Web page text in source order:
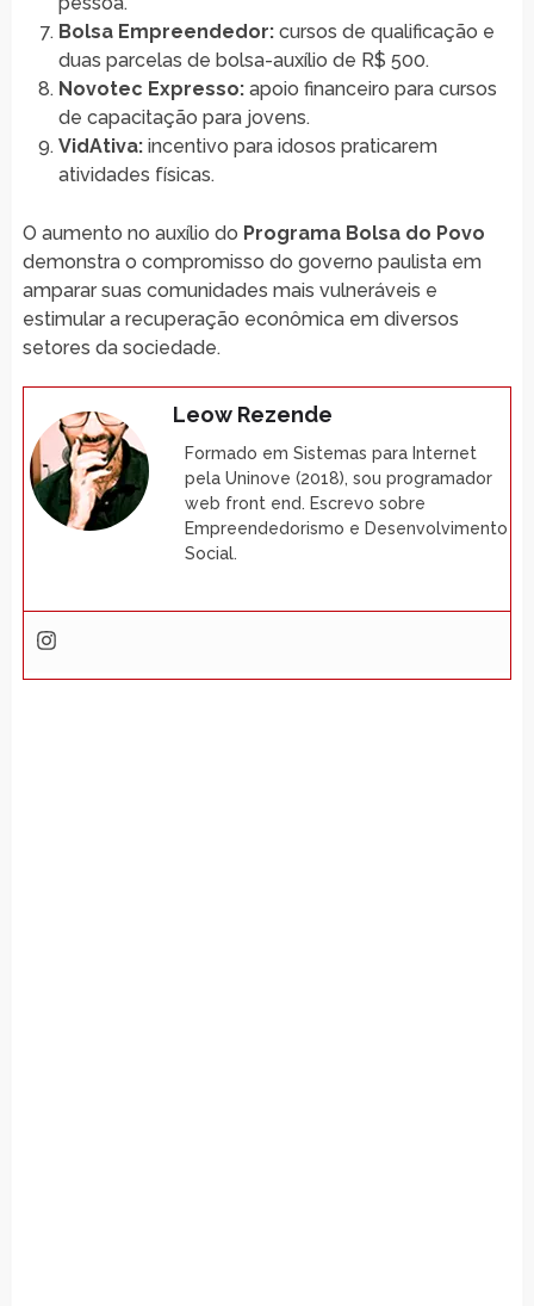
Bolsa Empreendedor:cursos de qualificação e
duas parcelas de bolsa-auxílio de R$ 500.
Novotec Expresso:apoio financeiro para cursos
de capacitação para jovens.
VidAtiva:incentivo para idosos praticarem
atividades físicas.
O aumento no auxílio do Programa Bolsa do Povo
demonstra o compromisso do governo paulista em
amparar suas comunidades mais vulneráveis e
estimular a recuperação econômica em diversos
setores da sociedade.
Leow Rezende
Formado em Sistemas para Internet
pela Uninove (2018), sou programador
web front end. Escrevo sobre
Empreendedorismo e Desenvolvimento
Social.